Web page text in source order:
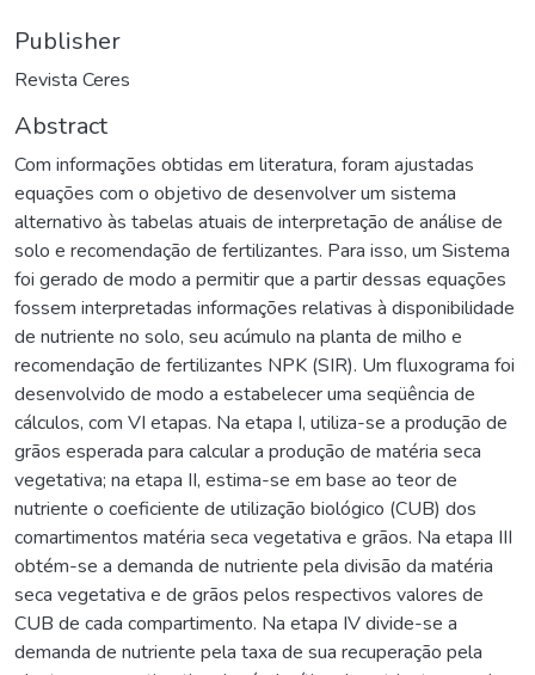
Publisher
Revista Ceres
Abstract
Com informações obtidas em literatura, foram ajustadas
equações com o objetivo de desenvolver um sistema
alternativo às tabelas atuais de interpretação de análise de
solo e recomendação de fertilizantes. Para isso, um Sistema
foi gerado de modo a permitir que a partir dessas equações
fossem interpretadas informações relativas à disponibilidade
de nutriente no solo, seu acúmulo na planta de milho e
recomendação de fertilizantes NPK (SIR). Um fluxograma foi
desenvolvido de modo a estabelecer uma seqüência de
cálculos, com VI etapas. Na etapa I, utiliza-se a produção de
grãos esperada para calcular a produção de matéria seca
vegetativa; na etapa II, estima-se em base ao teor de
nutriente o coeficiente de utilização biológico (CUB) dos
comartimentos matéria seca vegetativa e grãos. Na etapa III
obtém-se a demanda de nutriente pela divisão da matéria
seca vegetativa e de grãos pelos respectivos valores de
CUB de cada compartimento. Na etapa IV divide-se a
demanda de nutriente pela taxa de sua recuperação pela